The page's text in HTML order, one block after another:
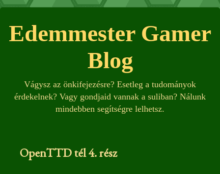
Edemmester Gamer
Blog
Vágysz az önkifejezésre? Esetleg a tudományok
érdekelnek? Vagy gondjaid vannak a suliban? Nálunk
mindebben segítségre lelhetsz.
OpenTTD tél 4. rész